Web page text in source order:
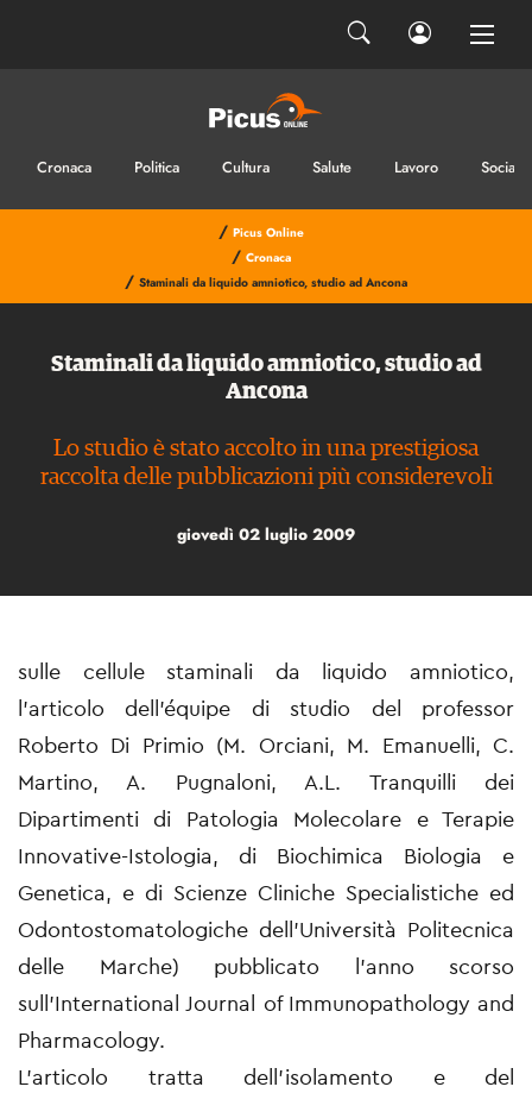
Cronaca Politica Cultura Salute Lavoro Sociale
/ Picus Online
/ Cronaca
/ Staminali da liquido amniotico, studio ad Ancona
Staminali da liquido amniotico, studio ad
Ancona
Lo studio è stato accolto in una prestigiosa
raccolta delle pubblicazioni più considerevoli
giovedì 02 luglio 2009
sulle cellule staminali da liquido amniotico,
l'articolo dell’équipe di studio del professor
Roberto Di Primio (M. Orciani, M. Emanuelli, C.
Martino, A. Pugnaloni, A.L. Tranquilli dei
Dipartimenti di Patologia Molecolare e Terapie
Innovative-Istologia, di Biochimica Biologia e
Genetica, e di Scienze Cliniche Specialistiche ed
Odontostomatologiche dell’Università Politecnica
delle Marche) pubblicato l’anno scorso
sull’International Journal of Immunopathology and
Pharmacology.
L’articolo tratta dell’isolamento e del